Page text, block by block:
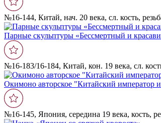
№16-144, Китай, нач. 20 века, сл. кость,
Парные скульптуры «Бессмертный и
№16-183/16-184, Китай, кон. 19 века, сл.
Окимоно авторское "Китайский император
№16-145, Япония, середина 19 века, кость,